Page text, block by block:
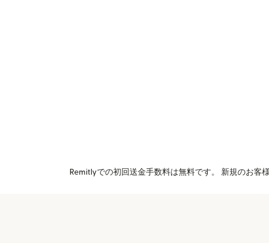
Remitlyでの初回送金手数料は無料です。 新規のお客